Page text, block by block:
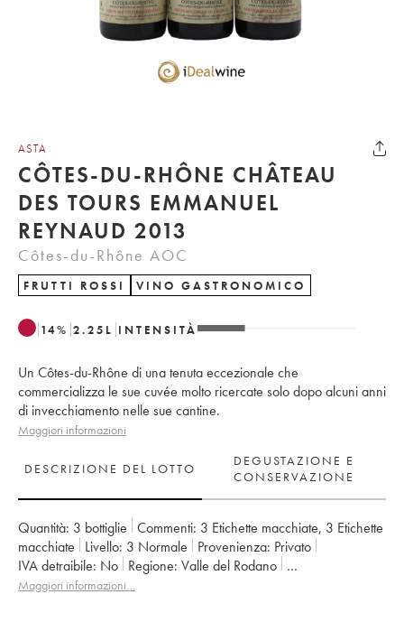
ASTA
CÔTES-DU-RHÔNE CHÂTEAU
DES TOURS EMMANUEL
REYNAUD 2013
Côtes-du-Rhône AOC
FRUTTI ROSSI VINO GASTRONOMICO
14% 2.25 L INTENSITÀ
Un Côtes-du-Rhône di una tenuta eccezionale che
commercializza le sue cuvée molto ricercate solo dopo alcuni anni
di invecchiamento nelle sue cantine.
Maggiori informazioni
DESCRIZIONE DEL LOTTO
DEGUSTAZIONE E
CONSERVAZIONE
Quantità: 3 bottiglie Commenti: 3 Etichette macchiate, 3 Etichette
macchiate
Livello: 3 Normale Provenienza:
privato
IVA detraibile:
no Regione:
Valle del Rodano
Denominazione:
Côtes-du-Rhône
Maggiori informazioni…